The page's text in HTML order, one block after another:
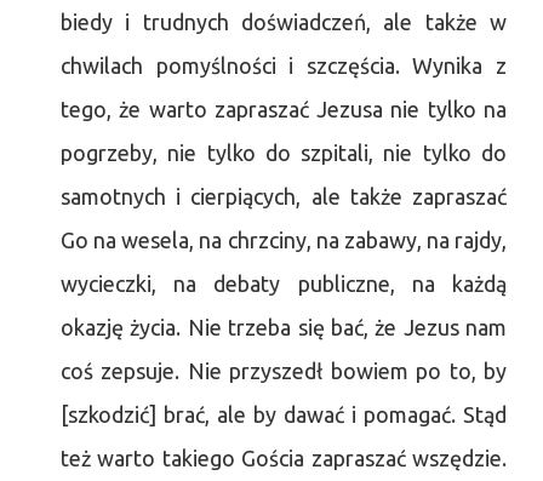
biedy i trudnych doświadczeń, ale także w
chwilach pomyślności i szczęścia. Wynika z
tego, że warto zapraszać Jezusa nie tylko na
pogrzeby, nie tylko do szpitali, nie tylko do
samotnych i cierpiących, ale także zapraszać
Go na wesela, na chrzciny, na zabawy, na rajdy,
wycieczki, na debaty publiczne, na każdą
okazję życia. Nie trzeba się bać, że Jezus nam
coś zepsuje. Nie przyszedł bowiem po to, by
[szkodzić] brać, ale by dawać i pomagać. Stąd
też warto takiego Gościa zapraszać wszędzie.